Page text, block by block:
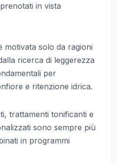
in vista
motivata solo da ragioni
ricerca di leggerezza
per
e ritenzione idrica.
trattamenti tonificanti e
sono sempre più
in programmi